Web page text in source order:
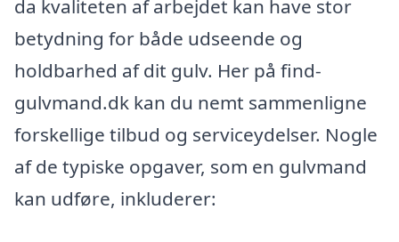
da kvaliteten af arbejdet kan have stor
betydning for både udseende og
holdbarhed af dit gulv. Her på find-
gulvmand.dk kan du nemt sammenligne
forskellige tilbud og serviceydelser. Nogle
af de typiske opgaver, som en gulvmand
kan udføre, inkluderer: